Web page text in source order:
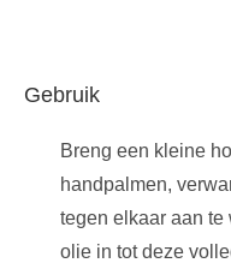
Gebruik
Breng een kleine
handpalmen,
tegen elkaar aan
olie in tot deze